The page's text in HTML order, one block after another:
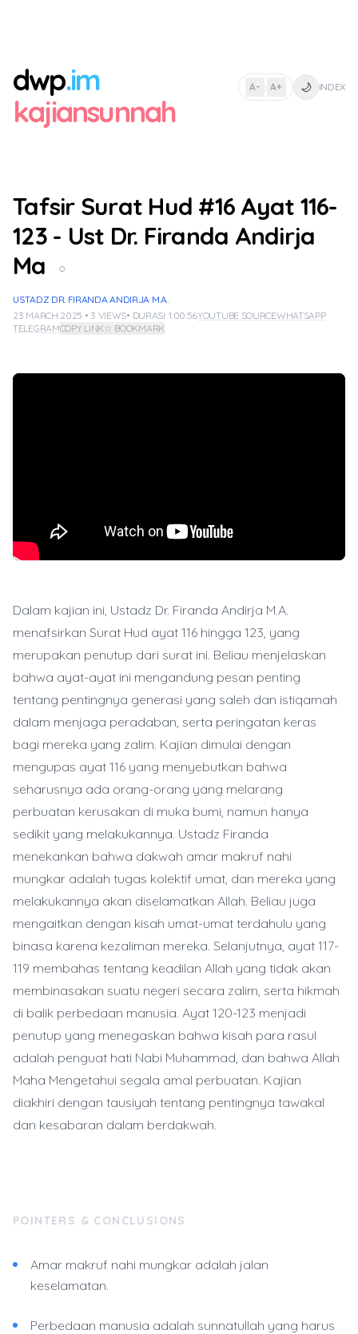
dwp.im
kajiansunnah
A- | A+ 🌙 INDEX
Tafsir Surat Hud #16 Ayat 116-
123 - Ust Dr. Firanda Andirja
Ma
○
USTADZ DR. FIRANDA ANDIRJA M.A.
23 MARCH 2025 • 3 VIEWS• DURASI: 1:00:56YOUTUBE SOURCEWHATSAPP
TELEGRAMCOPY LINK☆ BOOKMARK
Dalam kajian ini, Ustadz Dr. Firanda Andirja M.A.
menafsirkan Surat Hud ayat 116 hingga 123, yang
merupakan penutup dari surat ini. Beliau menjelaskan
bahwa ayat-ayat ini mengandung pesan penting
tentang pentingnya generasi yang saleh dan istiqamah
dalam menjaga peradaban, serta peringatan keras
bagi mereka yang zalim. Kajian dimulai dengan
mengupas ayat 116 yang menyebutkan bahwa
seharusnya ada orang-orang yang melarang
perbuatan kerusakan di muka bumi, namun hanya
sedikit yang melakukannya. Ustadz Firanda
menekankan bahwa dakwah amar makruf nahi
mungkar adalah tugas kolektif umat, dan mereka yang
melakukannya akan diselamatkan Allah. Beliau juga
mengaitkan dengan kisah umat-umat terdahulu yang
binasa karena kezaliman mereka. Selanjutnya, ayat 117-
119 membahas tentang keadilan Allah yang tidak akan
membinasakan suatu negeri secara zalim, serta hikmah
di balik perbedaan manusia. Ayat 120-123 menjadi
penutup yang menegaskan bahwa kisah para rasul
adalah penguat hati Nabi Muhammad, dan bahwa Allah
Maha Mengetahui segala amal perbuatan. Kajian
diakhiri dengan tausiyah tentang pentingnya tawakal
dan kesabaran dalam berdakwah.
POINTERS & CONCLUSIONS
Amar makruf nahi mungkar adalah jalan
keselamatan.
Perbedaan manusia adalah sunnatullah yang harus